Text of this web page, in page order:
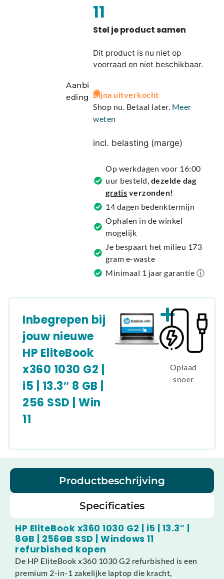
Aanbi
eding
11
Dit product is nu niet op
voorraad en niet beschikbaar.
A
l
t
r
t
v
e
:
Bijna uitverkocht
Shop nu. Betaal later. Meer
weten
incl. belasting (marge)
Op werkdagen voor 16:00
uur besteld, dezelde dag
gratis verzonden!
14 dagen bedenktermijn
Ophalen in de winkel
mogelijk
Je bespaart het milieu 173
gram e-waste
Minimaal 1 jaar garantie ⓘ
Inbegrepen bij
jouw nieuwe
HP EliteBook
x360 1030 G2 |
i5 | 13.3″ 8 GB |
256 SSD | Win
11
Oplaad
snoer
Productbeschrijving
Specificaties
HP EliteBook x360 1030 G2 | i5 | 13.3″ |
8GB | 256GB SSD | Windows 11
refurbished kopen
De HP EliteBook x360 1030 G2 refurbished is een
premium 2-in-1 zakelijke laptop die kracht,